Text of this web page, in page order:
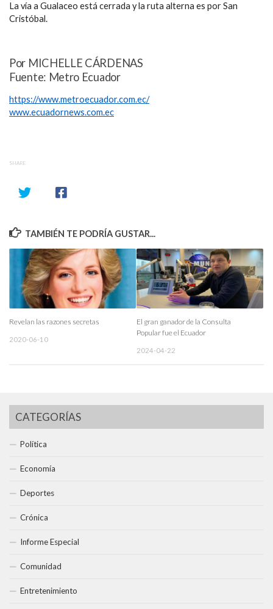
La vía a Gualaceo está cerrada y la ruta alterna es por San
Cristóbal.
Por MICHELLE CÁRDENAS
Fuente: Metro Ecuador
https://www.metroecuador.com.ec/
www.ecuadornews.com.ec
SHARE
TAMBIÉN TE PODRÍA GUSTAR...
Revelan las razones secretas
2020-06-10
El gran ganador de la Consulta
Popular fue el Ecuador
2024-04-22
CATEGORÍAS
Política
Economía
Deportes
Crónica
Informe Especial
Comunidad
Entretenimiento